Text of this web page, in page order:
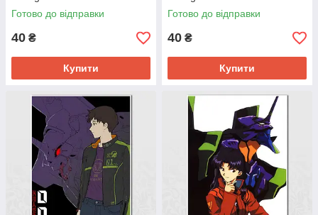
Готово до відправки
40 ₴
Купити
Готово до відправки
40 ₴
Купити